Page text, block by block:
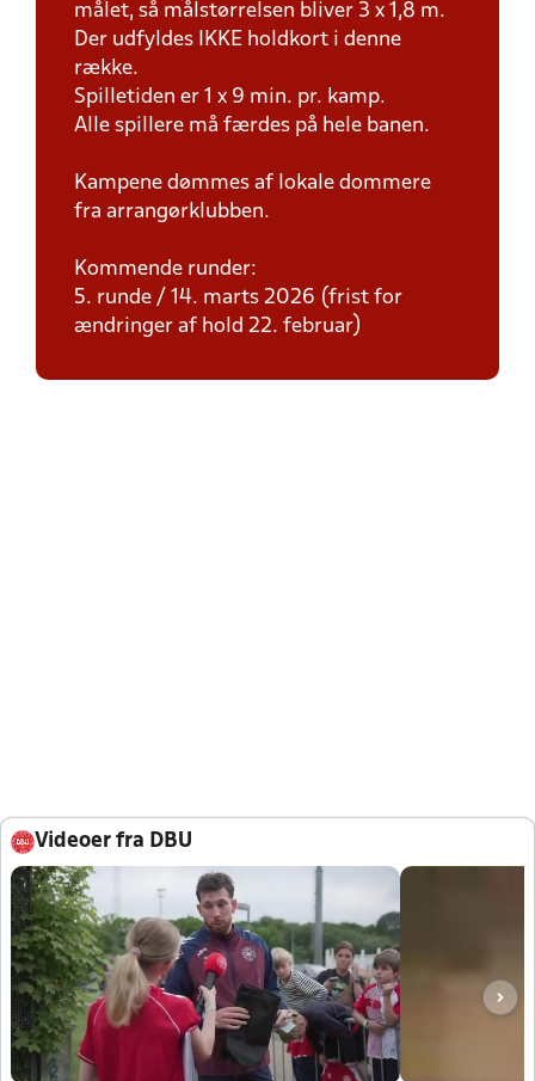
målet, så målstørrelsen bliver 3 x 1,8 m.
Der udfyldes IKKE holdkort i denne
række.
Spilletiden er 1 x 9 min. pr. kamp.
Alle spillere må færdes på hele banen.
Kampene dømmes af lokale dommere
fra arrangørklubben.
Kommende runder:
5. runde / 14. marts 2026 (frist for
ændringer af hold 22. februar)
Videoer fra DBU